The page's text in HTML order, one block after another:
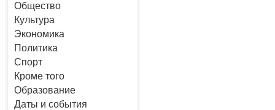
Общество
Культура
Экономика
Политика
Спорт
Кроме того
Образование
Даты и события